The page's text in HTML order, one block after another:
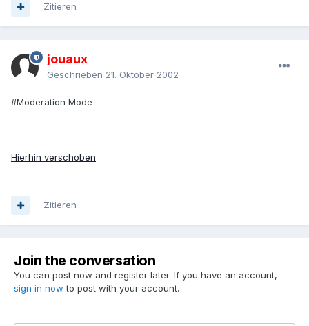
Zitieren
jouaux
Geschrieben 21. Oktober 2002
#Moderation Mode
Hierhin verschoben
Zitieren
Join the conversation
You can post now and register later. If you have an account,
sign in now to post with your account.